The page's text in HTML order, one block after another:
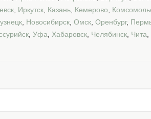
Иркутск Казань Кемерово
Новосибирск Омск Оренбург,
Уфа Хабаровск Челябинск Чита